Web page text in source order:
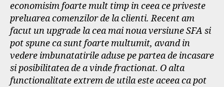
economisim foarte mult timp in ceea ce priveste
preluarea comenzilor de la clienti. Recent am
facut un upgrade la cea mai noua versiune SFA si
pot spune ca sunt foarte multumit, avand in
vedere imbunatatirile aduse pe partea de incasare
si posibilitatea de a vinde fractionat. O alta
functionalitate extrem de utila este aceea ca pot